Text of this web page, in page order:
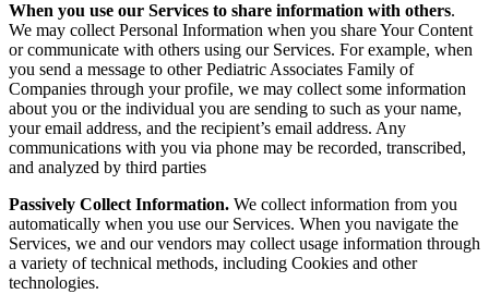
When you use our Services to share information with others.
We may collect Personal Information when you share Your Content
or communicate with others using our Services. For example, when
you send a message to other Pediatric Associates Family of
Companies through your profile, we may collect some information
about you or the individual you are sending to such as your name,
your email address, and the recipient’s email address. Any
communications with you via phone may be recorded, transcribed,
and analyzed by third parties
Passively Collect Information. We collect information from you
automatically when you use our Services. When you navigate the
Services, we and our vendors may collect usage information through
a variety of technical methods, including Cookies and other
technologies.